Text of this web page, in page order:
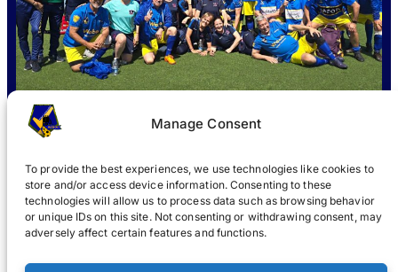
Manage Consent
To provide the best experiences, we use technologies like cookies to
store and/or access device information. Consenting to these
technologies will allow us to process data such as browsing behavior
or unique IDs on this site. Not consenting or withdrawing consent, may
adversely affect certain features and functions.
QUÈ ÉS WABOL®? UNIR-SE NOTICIES GALERIA
WABOL®